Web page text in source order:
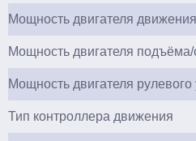
Мощность двигателя движения
Мощность двигателя подъёма/
Мощность двигателя
Тип контроллера движения